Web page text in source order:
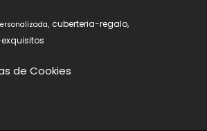
cuberteria-regalo
de Cookies